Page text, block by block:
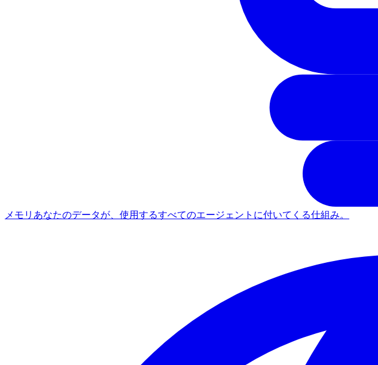
メモリ あなたのデータが、使用するすべてのエージェントに付いてくる仕組み。